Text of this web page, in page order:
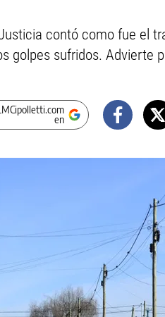
contó como fue el
golpes sufridos. Advierte
en